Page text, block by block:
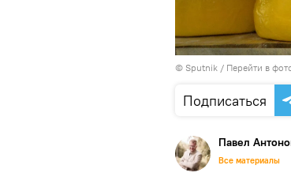
© Sputnik / Перейти в
Подписаться
Павел
Все материалы